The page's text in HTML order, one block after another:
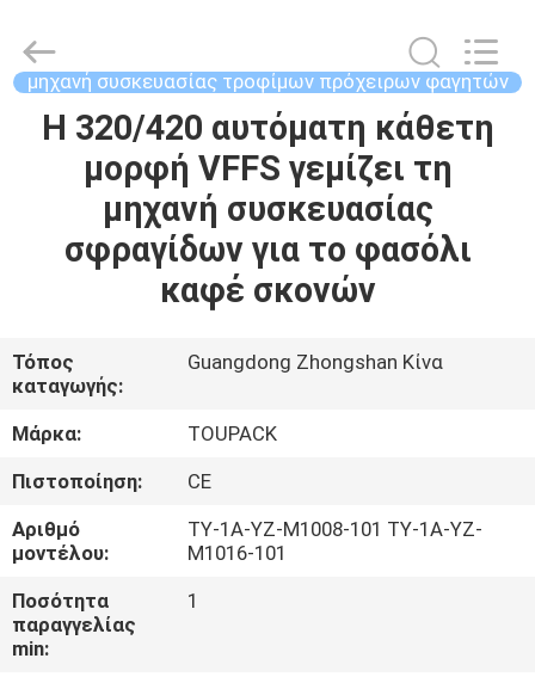
ΣΠΊΤΙ
ΠΡΟΪΌΝΤΑ
ΣΧΕΤΙΚΆ
ΕΜΆΣ
ΞΕΝΆΓΗΣΗ
ΣΤΟ
ΕΡΓΟΣΤΆΣΙΟ
ΠΟΙΟΤΙΚΌΣ
ΈΛΕΓΧΟΣ
EQUIPMENT
LTD.
All
μηχανή συσκευασίας τροφίμων πρόχειρων φαγητών
Η 320/420 αυτόματη κάθετη
μορφή VFFS γεμίζει τη
μηχανή συσκευασίας
σφραγίδων για το φασόλι
καφέ σκονών
Τόπος
καταγωγής:
Guangdong Zhongshan Κίνα
Μάρκα:
TOUPACK
Πιστοποίηση:
CE
Αριθμό
μοντέλου:
TY-1A-YZ-M1008-101 TY-1A-YZ-
M1016-101
Ποσότητα
παραγγελίας
min:
1